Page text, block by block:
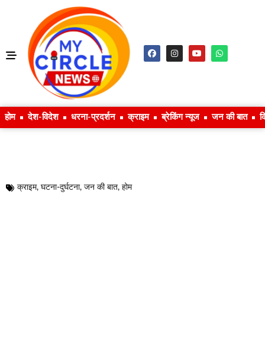
होम देश-विदेश धरना-प्रदर्शन क्राइम ब्रेकिंग न्यूज जन की बात
क्राइम, घटना-दुर्घटना, जन की बात, होम